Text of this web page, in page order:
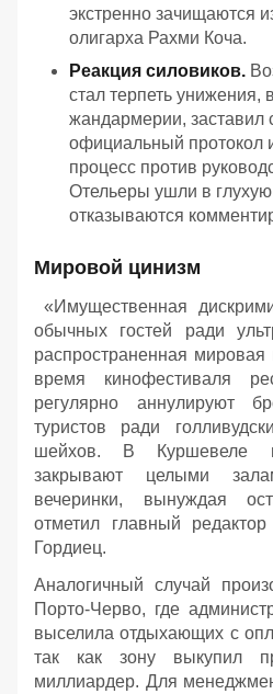
экстренно зачищаются
олигарха Рахми Коча.
Реакция силовиков.
стал терпеть унижения,
жандармерии, заставил
официальный протокол
процесс против
Отельеры ушли в
отказываются
Мировой цинизм
«Имущественная
обычных гостей ради
распространенная
время кинофестиваля
регулярно аннулируют
туристов ради
шейхов. В Куршевеле
закрывают целыми
вечеринки, вынуждая
отметил главный
Гордиец.
Аналогичный случай
Порто-Черво, где
выселила отдыхающих с
так как зону выкупил
миллиардер. Для